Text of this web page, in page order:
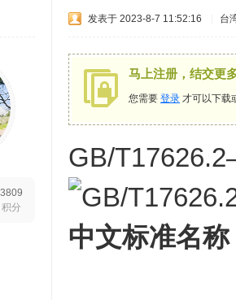
3809
积分
发表于 2023-8-7 11:52:16 台
马上注册，结交更
您需要 登录 才可以下载
GB/
中文标准名